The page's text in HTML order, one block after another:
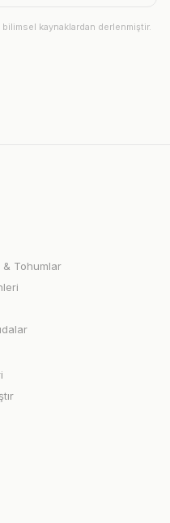
kaynaklardan derlenmiştir.
& Tohumlar